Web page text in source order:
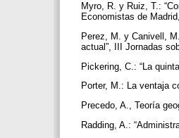
Myro, R. y Ruiz, T.:
Economistas de
Perez, M. y Canivell,
actual”, III Jornadas
Pickering, C.: “La
Porter, M.: La ventaja
Precedo, A., Teoría
Radding, A.: